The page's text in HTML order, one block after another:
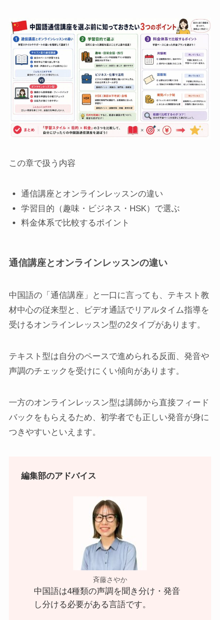
この章で扱う内容
通信講座とオンラインレッスンの違い
学習目的（趣味・ビジネス・HSK）で選ぶ
料金体系で比較するポイント
通信講座とオンラインレッスンの違い
中国語の「通信講座」と一口に言っても、テキスト教
材中心の従来型と、ビデオ通話でリアルタイム指導を
受けるオンラインレッスン型の2タイプがあります。
テキスト型は自分のペースで進められる反面、発音や
声調のチェックを受けにくい傾向があります。
一方のオンラインレッスン型は講師から直接フィード
バックをもらえるため、初学者でも正しい発音が身に
つきやすいといえます。
編集部のアドバイス
斉藤さやか
中国語は4種類の声調を聞き分け・発音
し分ける必要がある言語です。